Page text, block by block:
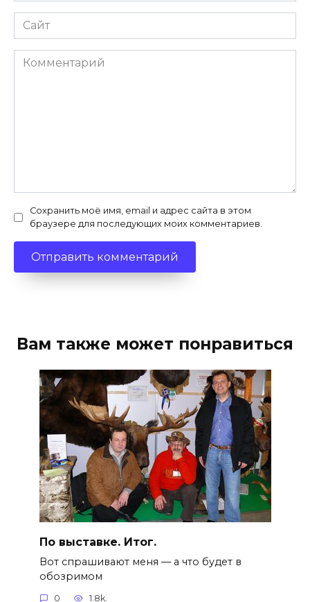
Сайт
Комментарий
Сохранить моё имя, email и адрес сайта в этом
браузере для последующих моих комментариев.
Вам также может понравиться
По выставке. Итог.
Вот спрашивают меня — а что будет в
обозримом
0 1.8k.